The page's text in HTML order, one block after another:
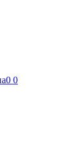
0 0